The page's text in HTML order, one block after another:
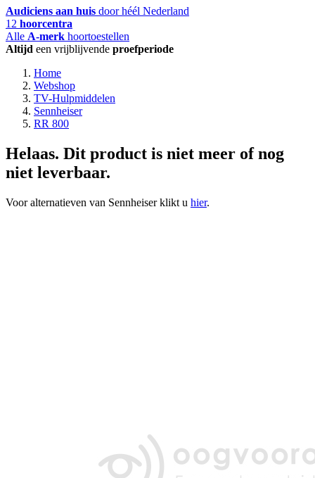
Audiciens aan huis door héél Nederland
12 hoorcentra
Alle A-merk hoortoestellen
Altijd een vrijblijvende proefperiode
Home
Webshop
TV-Hulpmiddelen
Sennheiser
RR 800
Helaas. Dit product is niet meer of nog
niet leverbaar.
Voor alternatieven van Sennheiser klikt u hier.